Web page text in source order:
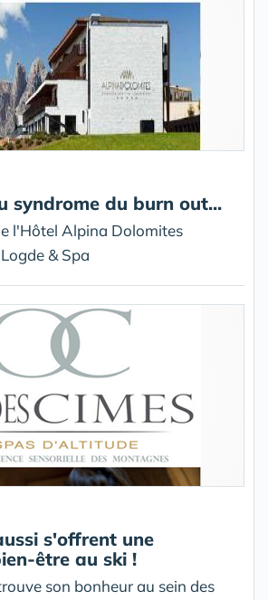
syndrome du burn out...
l'Hôtel Alpina Dolomites
& Spa
s'offrent une
être au ski !
son bonheur au sein des